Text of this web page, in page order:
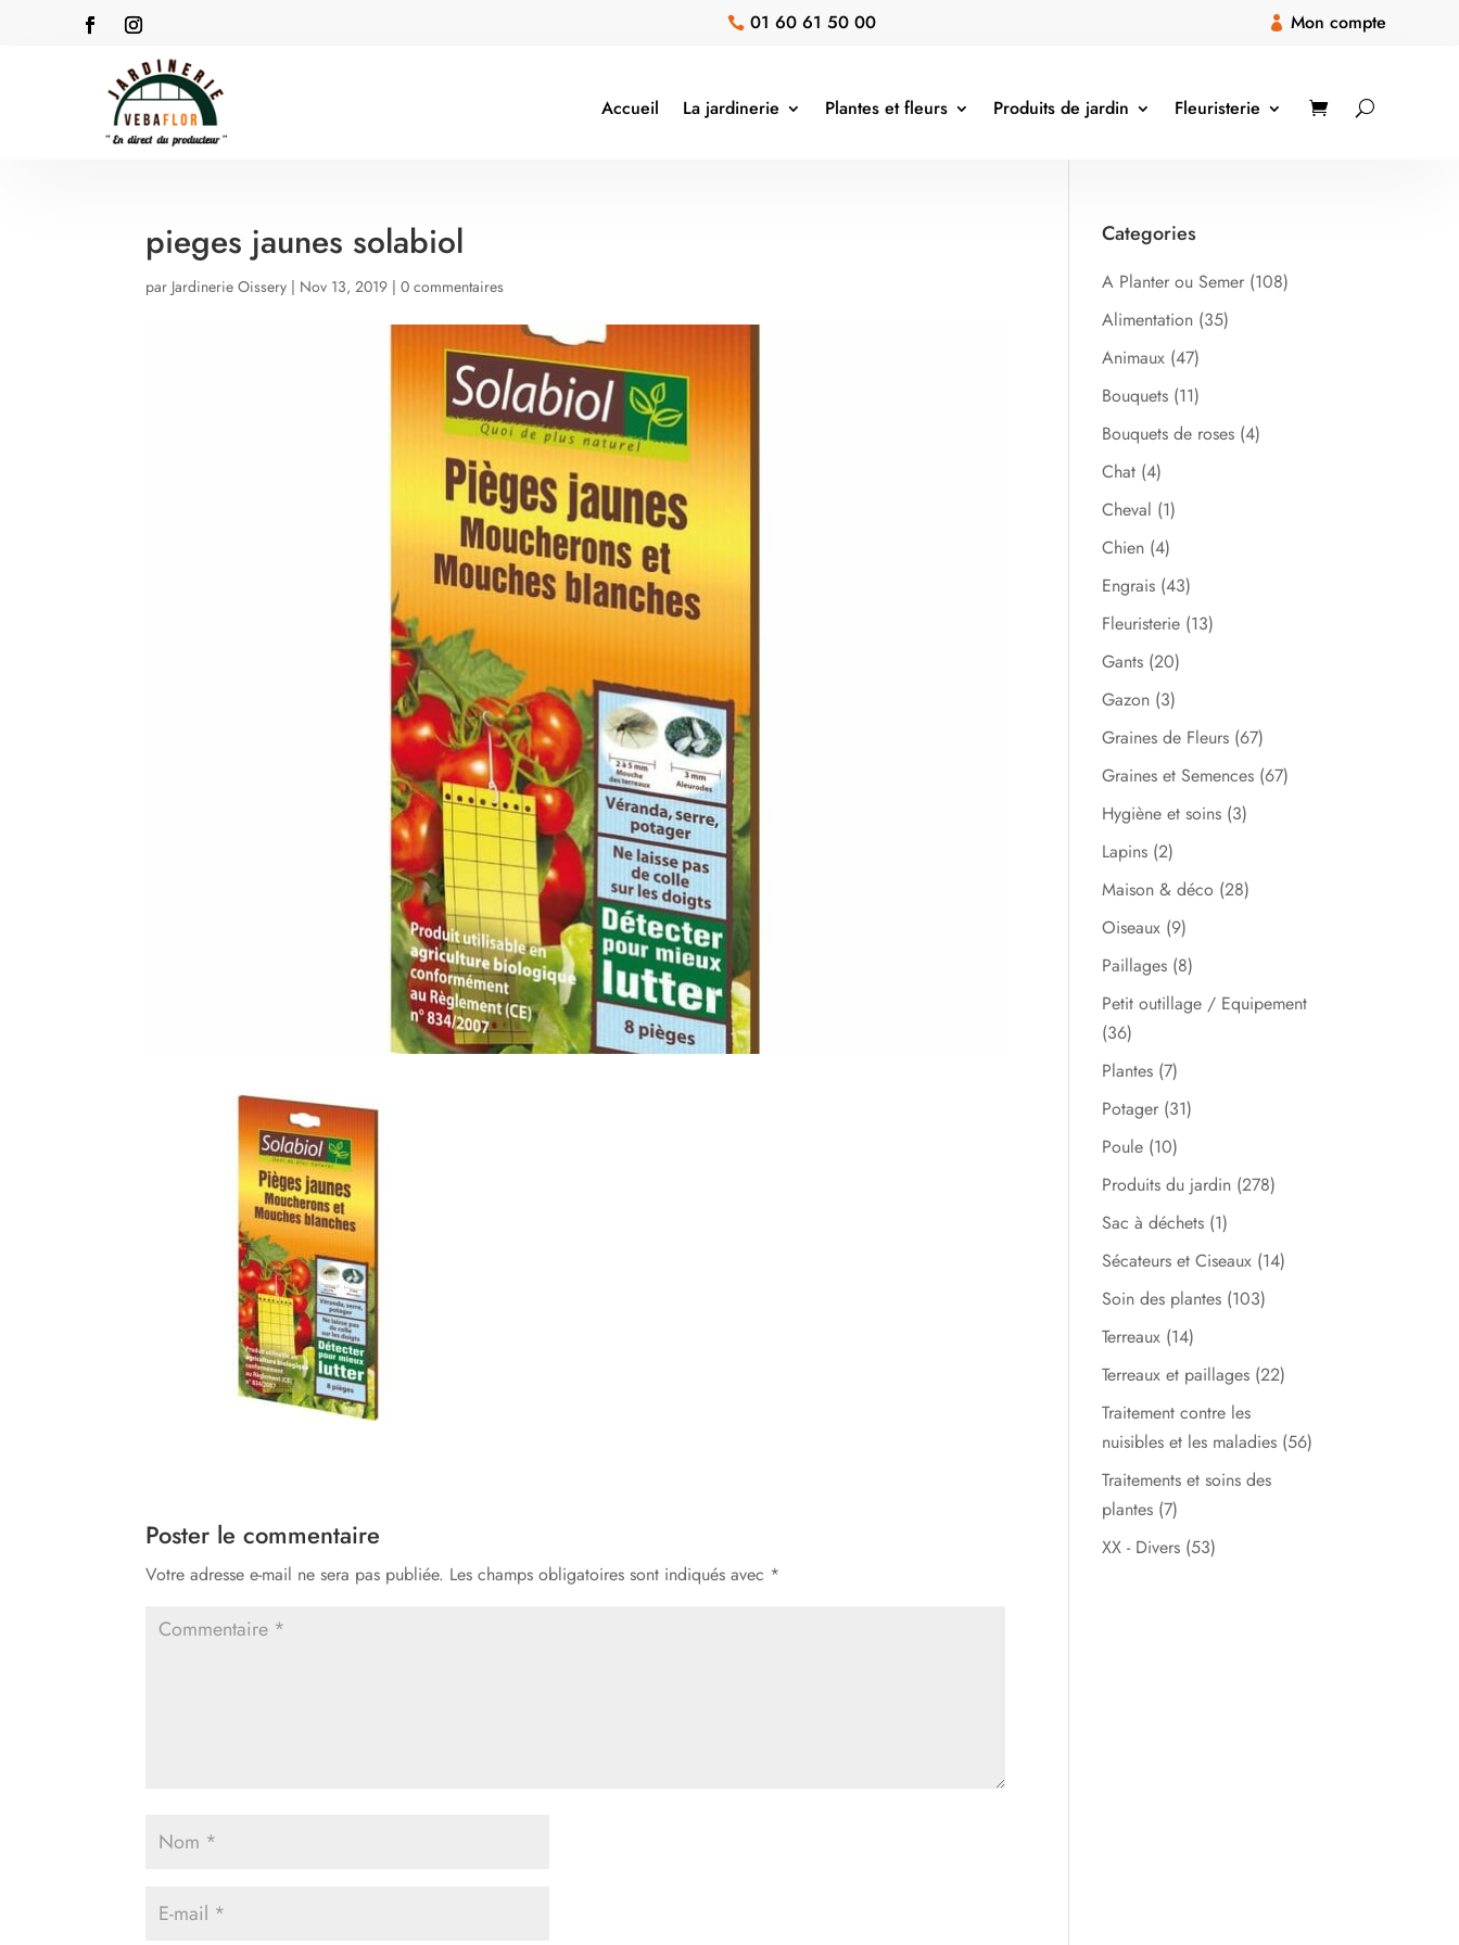
 01 60 61 50 00  Mon compte
Accueil La jardinerie Plantes et fleurs Produits de jardin Fleuristerie
pieges jaunes solabiol
par Jardinerie Oissery | Nov 13, 2019 |0 commentaires
Poster le commentaire
Votre adresse e-mail ne sera pas publiée. Les champs obligatoires sont indiqués avec *
Categories
A Planter ou Semer (108)
Alimentation (35)
Animaux (47)
Bouquets (11)
Bouquets de roses (4)
Chat (4)
Cheval (1)
Chien (4)
Engrais (43)
Fleuristerie (13)
Gants (20)
Gazon (3)
Graines de Fleurs (67)
Graines et Semences (67)
Hygiène et soins (3)
Lapins (2)
Maison & déco (28)
Oiseaux (9)
Paillages (8)
Petit outillage / Equipement
(36)
Plantes (7)
Potager (31)
Poule (10)
Produits du jardin (278)
Sac à déchets (1)
Sécateurs et Ciseaux (14)
Soin des plantes (103)
Terreaux (14)
Terreaux et paillages (22)
Traitement contre les
nuisibles et les maladies (56)
Traitements et soins des
plantes (7)
XX - Divers (53)